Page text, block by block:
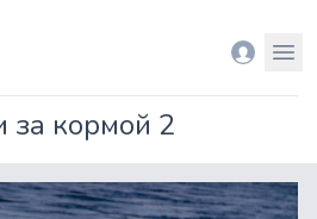
Вход
за кормой 2